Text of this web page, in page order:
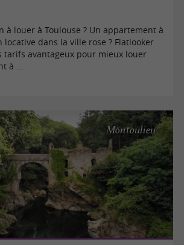
à louer à Toulouse ? Un appartement à
locative dans la ville rose ? Flatlooker
tarifs avantageux pour mieux louer
à ...
Montoulieu